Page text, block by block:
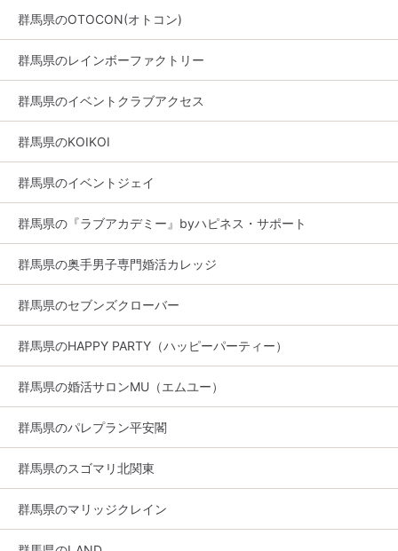
群馬県のOTOCON(オトコン)
群馬県のレインボーファクトリー
群馬県のイベントクラブアクセス
群馬県のKOIKOI
群馬県のイベントジェイ
群馬県の『ラブアカデミー』byハピネス・サポート
群馬県の奥手男子専門婚活カレッジ
群馬県のセブンズクローバー
群馬県のHAPPY PARTY（ハッピーパーティー）
群馬県の婚活サロンMU（エムユー）
群馬県のパレプラン平安閣
群馬県のスゴマリ北関東
群馬県のマリッジクレイン